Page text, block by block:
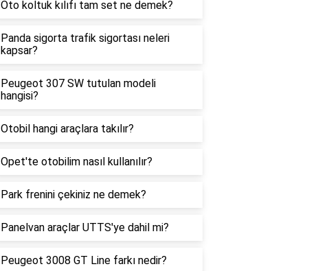
Oto koltuk kılıfı tam set ne demek?
Panda sigorta trafik sigortası neleri
kapsar?
Peugeot 307 SW tutulan modeli
hangisi?
Otobil hangi araçlara takılır?
Opet'te otobilim nasıl kullanılır?
Park frenini çekiniz ne demek?
Panelvan araçlar UTTS'ye dahil mi?
Peugeot 3008 GT Line farkı nedir?